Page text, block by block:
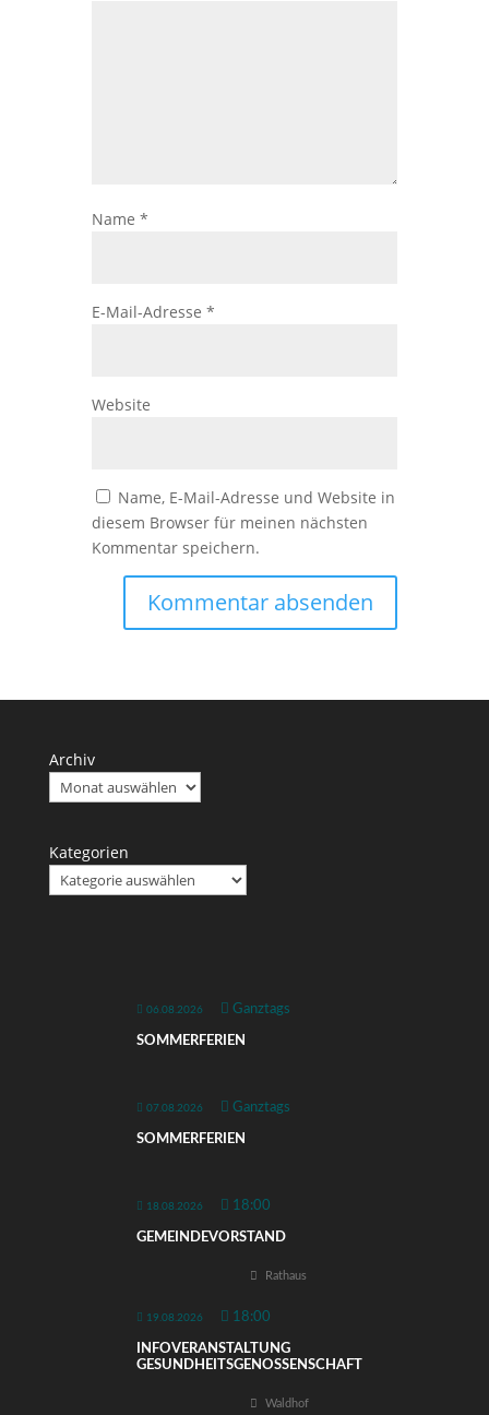
Name *
E-Mail-Adresse *
Website
Name, E-Mail-Adresse und Website in
diesem Browser für meinen nächsten
Kommentar speichern.
Archiv
Kategorien
06.08.2026 Ganztags
SOMMERFERIEN
07.08.2026 Ganztags
SOMMERFERIEN
18.08.2026 18:00
GEMEINDEVORSTAND
Rathaus
19.08.2026 18:00
INFOVERANSTALTUNG
GESUNDHEITSGENOSSENSCHAFT
Waldhof